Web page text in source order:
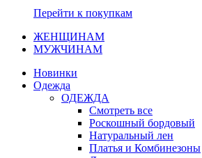
Перейти к покупкам
ЖЕНЩИНАМ
МУЖЧИНАМ
Новинки
Одежда
ОДЕЖДА
Смотреть все
Роскошный бордовый
Натуральный лен
Платья и Комбинезоны